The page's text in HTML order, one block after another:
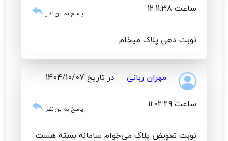
ساعت 12:11:38
پاسخ به این نظر
نوبت دهی پلاک میخام
مهران ربانی
در تاریخ 1404/10/07
ساعت 11:02:29
پاسخ به این نظر
نوبت تعویض پلاک می‌خوام سامانه بسته هست